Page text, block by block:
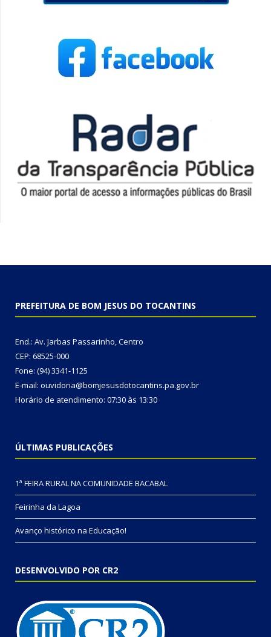
PREFEITURA DE BOM JESUS DO TOCANTINS
End.: Av. Jarbas Passarinho, Centro
CEP: 68525-000
Fone: (94) 3341-1125
E-mail: ouvidoria@bomjesusdotocantins.pa.gov.br
Horário de atendimento: 07:30 às 13:30
ÚLTIMAS PUBLICAÇÕES
1ª FEIRA RURAL NA COMUNIDADE BACABAL
Feirinha da Lagoa
Avanço histórico na Educação!
DESENVOLVIDO POR CR2